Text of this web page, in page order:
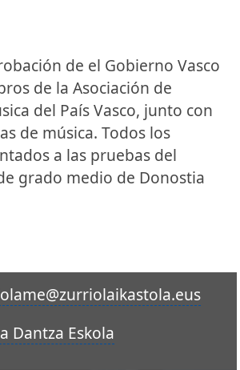
de el Gobierno Vasco
de la Asociación de
del País Vasco, junto con
de música. Todos los
a las pruebas del
grado medio de Donostia
Dantza Eskola